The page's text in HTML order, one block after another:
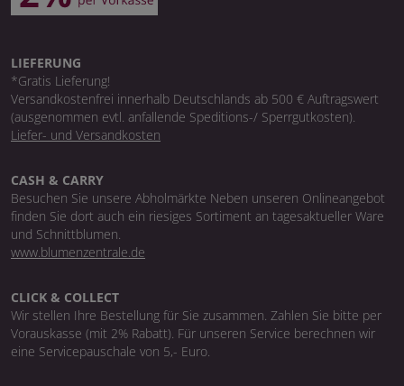
LIEFERUNG
*Gratis Lieferung!
Versandkostenfrei innerhalb Deutschlands ab 500 € Auftragswert
(ausgenommen evtl. anfallende Speditions-/ Sperrgutkosten).
Liefer- und Versandkosten
CASH & CARRY
Besuchen Sie unsere Abholmärkte Neben unseren Onlineangebot
finden Sie dort auch ein riesiges Sortiment an tagesaktueller Ware
und Schnittblumen.
www.blumenzentrale.de
CLICK & COLLECT
Wir stellen Ihre Bestellung für Sie zusammen. Zahlen Sie bitte per
Vorauskasse (mit 2% Rabatt). Für unseren Service berechnen wir
eine Servicepauschale von 5,- Euro.